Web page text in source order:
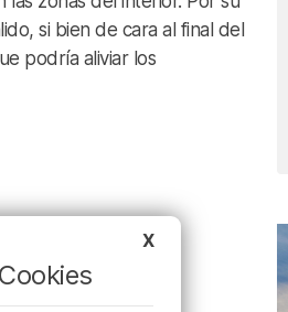
si bien de cara al final del
podría aliviar los
X